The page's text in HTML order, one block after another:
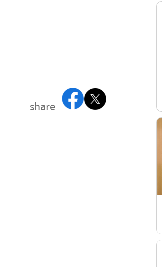
share